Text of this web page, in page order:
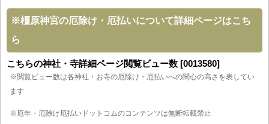
※橿原神宮の厄除け・厄払いについて詳細ページはこち
ら
こちらの神社・寺詳細ページ閲覧ビュー数 [0013580]
※閲覧ビュー数は各神社・お寺の厄除け・厄払いへの関心の高さを表してい
ます
※厄年・厄除け厄払いドットコムのコンテンツは無断転載禁止